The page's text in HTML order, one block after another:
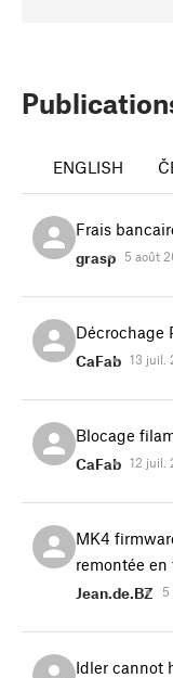
ENGLISH
Frais
grasp 5 août
Décrochage
CaFab 13 juil.
Blocage
CaFab 12 juil.
MK4
remontée
Jean.de.BZ 5
Idler cannot